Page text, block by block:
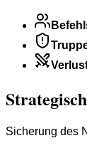
Sicherung des